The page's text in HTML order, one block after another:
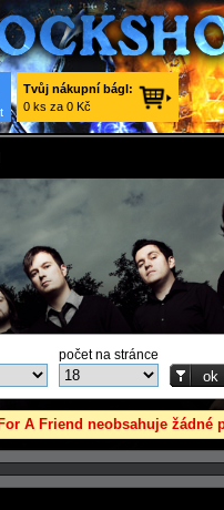
Tvůj nákupní bágl:
0 ks za 0 Kč
počet na stránce
A Friend neobsahuje žádné